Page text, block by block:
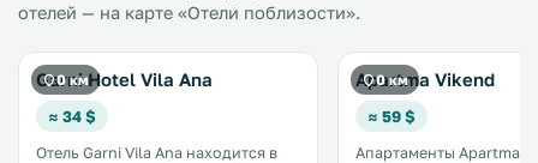
отелей — на карте «Отели поблизости».
0 км
Garni Hotel Vila Ana
≈ 34 $
Отель Garni Vila Ana находится в
0 км
Apartma Vikend
≈ 59 $
Апартаменты Apartma